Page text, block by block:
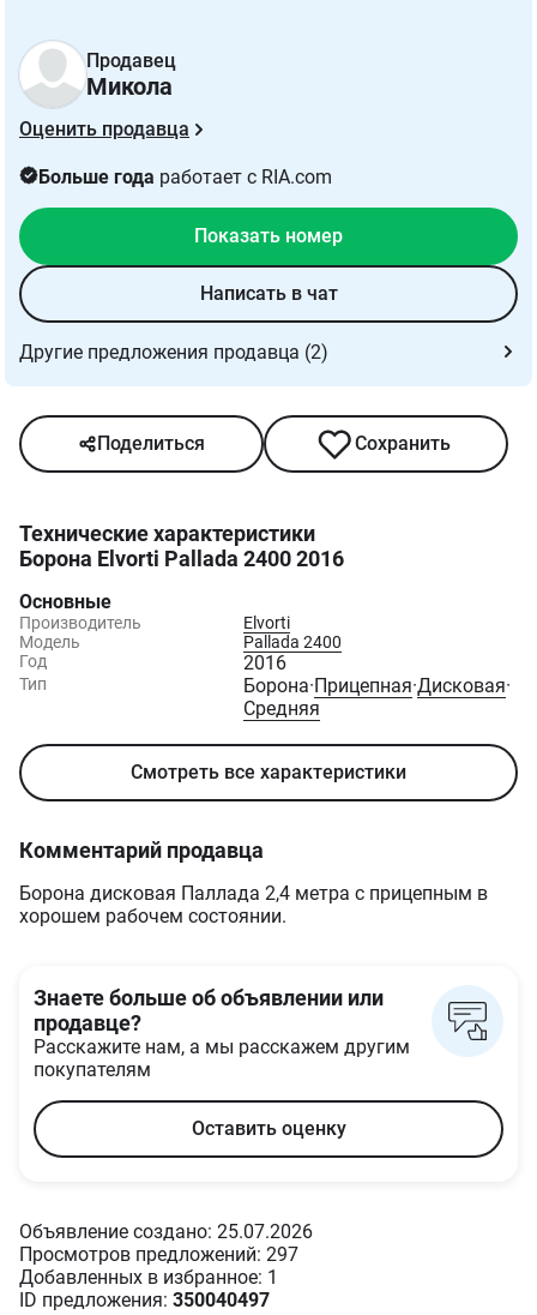
Продавец
Микола
Оценить продавца
Больше года работает с RIA.com
Показать номер
Написать в чат
Другие предложения продавца (2)
Поделиться Сохранить
Технические характеристики
Борона Elvorti Pallada 2400 2016
Основные
Производитель
Elvorti
Модель
Pallada 2400
Год
2016
Тип Борона·Прицепная·Дисковая·
Средняя
Смотреть все характеристики
Комментарий продавца
Борона дисковая Паллада 2,4 метра с прицепным в
хорошем рабочем состоянии.
Знаете больше об объявлении или
продавце?
Расскажите нам, а мы расскажем другим
покупателям
Оставить оценку
Объявление создано: 25.07.2026
Просмотров предложений: 297
Добавленных в избранное: 1
ID предложения: 350040497